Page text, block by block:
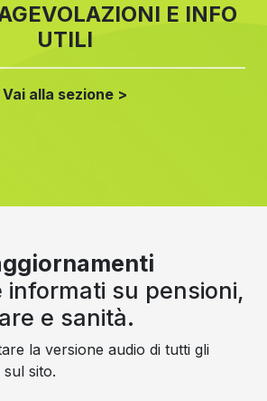
E INFO
UTILI
Vai alla sezione >
informati su pensioni,
e sanità.
la versione audio di tutti gli
sito.